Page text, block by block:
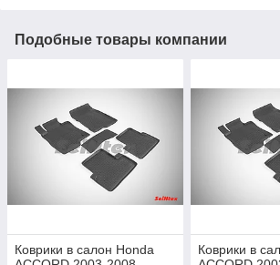
Подобные товары компании
Коврики в салон Honda
Коврики в